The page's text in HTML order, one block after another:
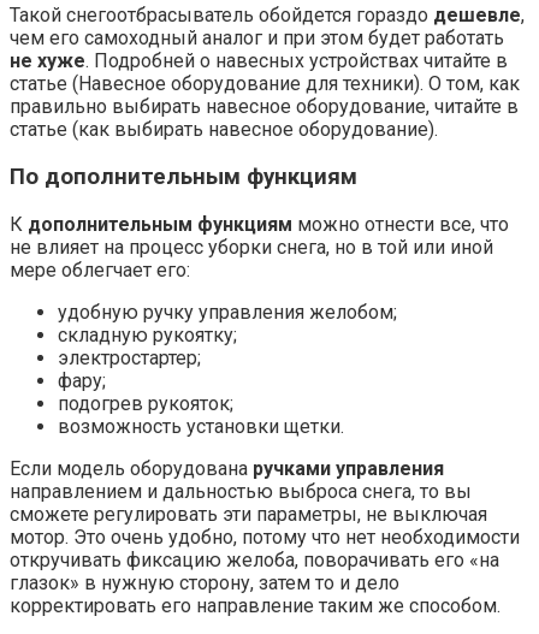
Такой снегоотбрасыватель обойдется гораздо дешевле,
чем его самоходный аналог и при этом будет работать
не хуже. Подробней о навесных устройствах читайте в
статье (Навесное оборудование для техники). О том, как
правильно выбирать навесное оборудование, читайте в
статье (как выбирать навесное оборудование).
По дополнительным функциям
К дополнительным функциям можно отнести все, что
не влияет на процесс уборки снега, но в той или иной
мере облегчает его:
удобную ручку управления желобом;
складную рукоятку;
электростартер;
фару;
подогрев рукояток;
возможность установки щетки.
Если модель оборудована ручками управления
направлением и дальностью выброса снега, то вы
сможете регулировать эти параметры, не выключая
мотор. Это очень удобно, потому что нет необходимости
откручивать фиксацию желоба, поворачивать его «на
глазок» в нужную сторону, затем то и дело
корректировать его направление таким же способом.